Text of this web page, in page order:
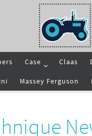
Case Claas
Massey Ferguson